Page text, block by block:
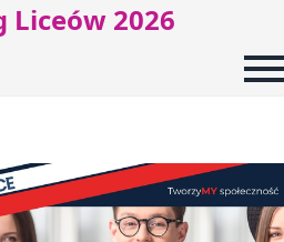
Liceów 2026